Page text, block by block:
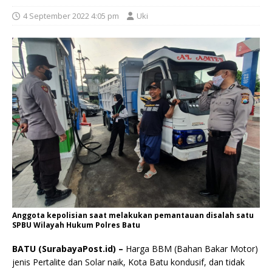
4 September 2022 4:05 pm Uki
Anggota kepolisian saat melakukan pemantauan disalah satu
SPBU Wilayah Hukum Polres Batu
BATU (SurabayaPost.id) – Harga BBM (Bahan Bakar Motor)
jenis Pertalite dan Solar naik, Kota Batu kondusif, dan tidak